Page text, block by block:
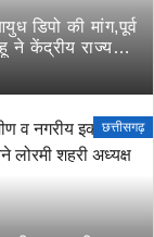
डिपो की मांग,पूर्व
ने केंद्रीय राज्य
मांगें
छत्तीसगढ़